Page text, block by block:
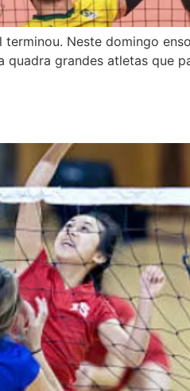
Neste domingo
grandes atletas que